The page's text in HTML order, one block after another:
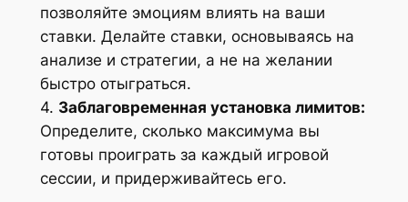
позволяйте эмоциям влиять на ваши
ставки. Делайте ставки, основываясь на
анализе и стратегии, а не на желании
быстро отыграться.
4. Заблаговременная установка лимитов:
Определите, сколько максимума вы
готовы проиграть за каждый игровой
сессии, и придерживайтесь его.